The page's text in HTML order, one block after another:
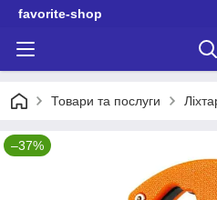
favorite-shop
Товари та послуги
–37%